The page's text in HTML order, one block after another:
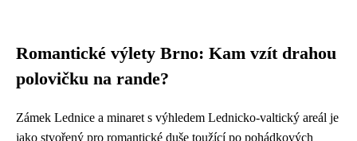
Romantické výlety Brno: Kam vzít drahou
polovičku na rande?
Zámek Lednice a minaret s výhledem Lednicko-valtický areál je
jako stvořený pro romantické duše toužící po pohádkových